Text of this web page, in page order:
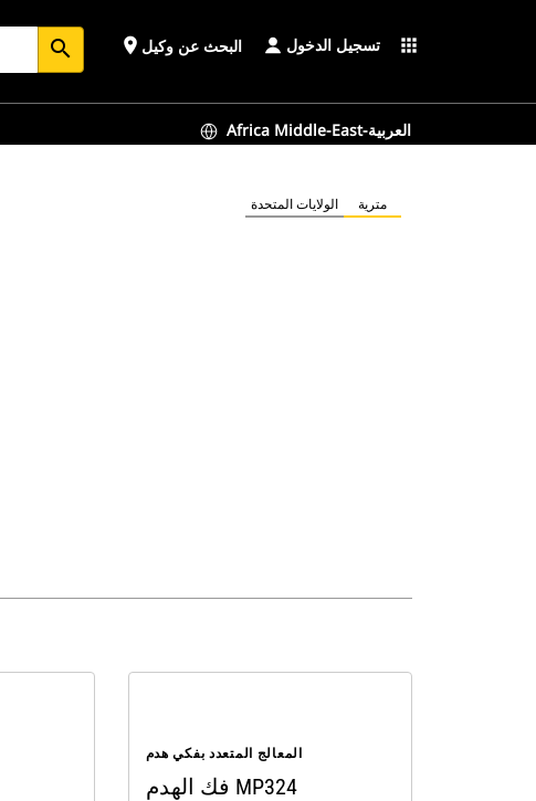
search place البحث عن وكيل تسجيل الدخول apps
Africa Middle-East-العربية
الولايات المتحدة مترية
المعالج المتعدد بفكي هدم
فك الهدم MP324